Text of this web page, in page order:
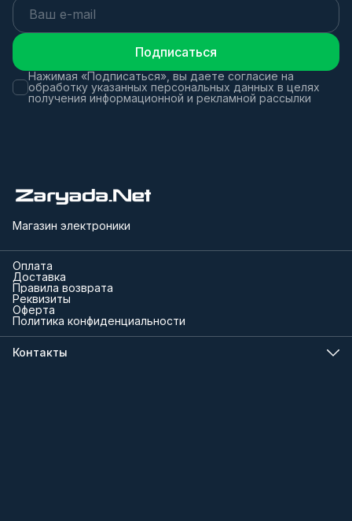
Подписаться
Нажимая «Подписаться», вы даете согласие на
обработку указанных персональных данных в целях
получения информационной и рекламной рассылки
Магазин электроники
Оплата
Доставка
Правила возврата
Реквизиты
Оферта
Политика конфиденциальности
Контакты